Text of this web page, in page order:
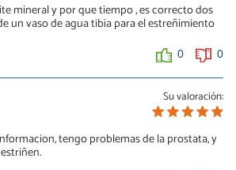
mineral y por que tiempo , es correcto dos
un vaso de agua tibia para el estreñimiento
0 0
Su valoración:
tengo problemas de la prostata, y